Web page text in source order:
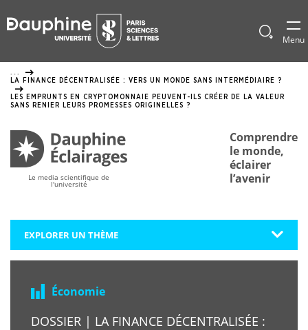
de
des
cookies
Afficher
de
Menu
...
LA FINANCE DÉCENTRALISÉE : VERS UN MONDE SANS INTERMÉDIAIRE ?
LES EMPRUNTS EN CRYPTOMONNAIE PEUVENT-ILS CRÉER DE LA VALEUR
SANS RENIER LEURS PROMESSES ORIGINELLES ?
Le media scientifique de
l'université
Comprendre
le monde,
éclairer
l’avenir
EXPLORER UN THÈME
Économie
DOSSIER | LA FINANCE DÉCENTRALISÉE :